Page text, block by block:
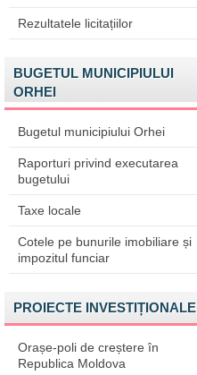
Rezultatele licitațiilor
BUGETUL MUNICIPIULUI
ORHEI
Bugetul municipiului Orhei
Raporturi privind executarea
bugetului
Taxe locale
Cotele pe bunurile imobiliare și
impozitul funciar
PROIECTE INVESTIȚIONALE
Orașe-poli de creștere în
Republica Moldova